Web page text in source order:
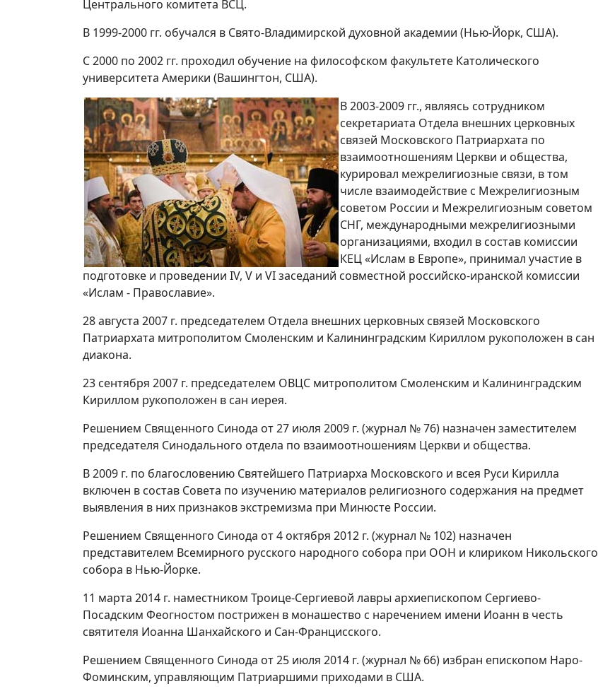
Центрального комитета ВСЦ.
В 1999-2000 гг. обучался в Свято-Владимирской духовной академии (Нью-Йорк, США).
С 2000 по 2002 гг. проходил обучение на философском факультете Католического
университета Америки (Вашингтон, США).
В 2003-2009 гг., являясь сотрудником
секретариата Отдела внешних церковных
связей Московского Патриархата по
взаимоотношениям Церкви и общества,
курировал межрелигиозные связи, в том
числе взаимодействие с Межрелигиозным
советом России и Межрелигиозным советом
СНГ, международными межрелигиозными
организациями, входил в состав комиссии
КЕЦ «Ислам в Европе», принимал участие в
подготовке и проведении IV, V и VI заседаний совместной российско-иранской комиссии
«Ислам - Православие».
28 августа 2007 г. председателем Отдела внешних церковных связей Московского
Патриархата митрополитом Смоленским и Калининградским Кириллом рукоположен в сан
диакона.
23 сентября 2007 г. председателем ОВЦС митрополитом Смоленским и Калининградским
Кириллом рукоположен в сан иерея.
Решением Священного Синода от 27 июля 2009 г. (журнал № 76) назначен заместителем
председателя Синодального отдела по взаимоотношениям Церкви и общества.
В 2009 г. по благословению Святейшего Патриарха Московского и всея Руси Кирилла
включен в состав Совета по изучению материалов религиозного содержания на предмет
выявления в них признаков экстремизма при Минюсте России.
Решением Священного Синода от 4 октября 2012 г. (журнал № 102) назначен
представителем Всемирного русского народного собора при ООН и клириком Никольского
собора в Нью-Йорке.
11 марта 2014 г. наместником Троице-Сергиевой лавры архиепископом Сергиево-
Посадским Феогностом пострижен в монашество с наречением имени Иоанн в честь
святителя Иоанна Шанхайского и Сан-Францисского.
Решением Священного Синода от 25 июля 2014 г. (журнал № 66) избран епископом Наро-
Фоминским, управляющим Патриаршими приходами в США.